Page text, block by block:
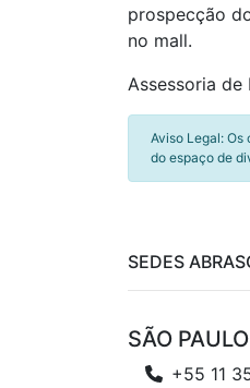
prospecção
no mall.
Assessoria de
Aviso Legal:
do espaço de
SEDES
SÃO PAULO
+55 11